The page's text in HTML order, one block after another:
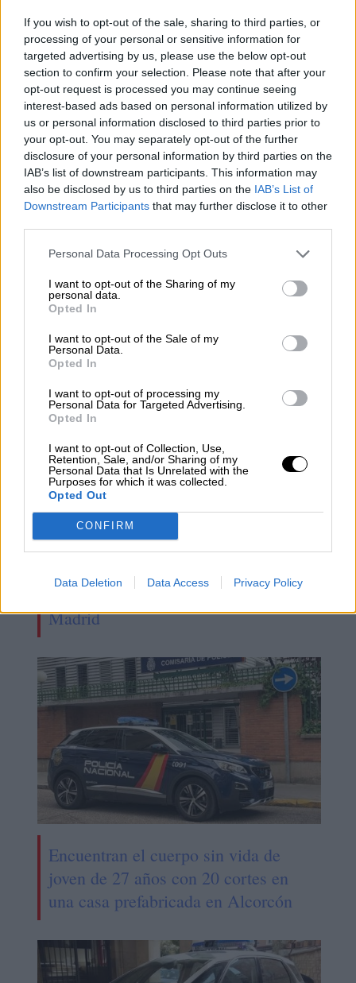
If you wish to opt-out of the sale, sharing to third parties, or
processing of your personal or sensitive information for
targeted advertising by us, please use the below opt-out
section to confirm your selection. Please note that after your
opt-out request is processed you may continue seeing
interest-based ads based on personal information utilized by
us or personal information disclosed to third parties prior to
your opt-out. You may separately opt-out of the further
disclosure of your personal information by third parties on the
IAB’s list of downstream participants. This information may
also be disclosed by us to third parties on the IAB’s List of
Downstream Participants that may further disclose it to other
Personal Data Processing Opt Outs
I want to opt-out of the Sharing of my
personal data.
Opted In
I want to opt-out of the Sale of my
Personal Data.
Opted In
I want to opt-out of processing my
Personal Data for Targeted Advertising.
Opted In
I want to opt-out of Collection, Use,
Retention, Sale, and/or Sharing of my
Personal Data that Is Unrelated with the
Purposes for which it was collected.
Opted Out
CONFIRM
Data Deletion Data Access Privacy Policy
como numerosa documentación relacionada
con los ilícitos investigados.
Esta operación se enmarca dentro del Plan
de la Policía Nacional contra la Trata de
Seres Humanos con Fines de Explotación
Sexual, puesto en marcha en 2013. Con la
puesta en marcha de este plan, la Policía
Nacional activó la línea telefónica 900 10 50
90 y el correo trata@policia.es para facilitar
la colaboración ciudadana y la denuncia,
anónima y confidencial, de este tipo de
organización criminal
Condenas de hasta 74 años de
prisión para la mayor mafia de trata
de seres humanos desarticulada en
Madrid
Encuentran el cuerpo sin vida de
joven de 27 años con 20 cortes en
una casa prefabricada en Alcorcón